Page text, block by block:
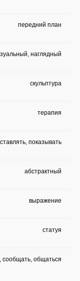
передний план
наглядный
скульптура
терапия
показывать
абстрактный
выражение
статуя
сообщать, общаться